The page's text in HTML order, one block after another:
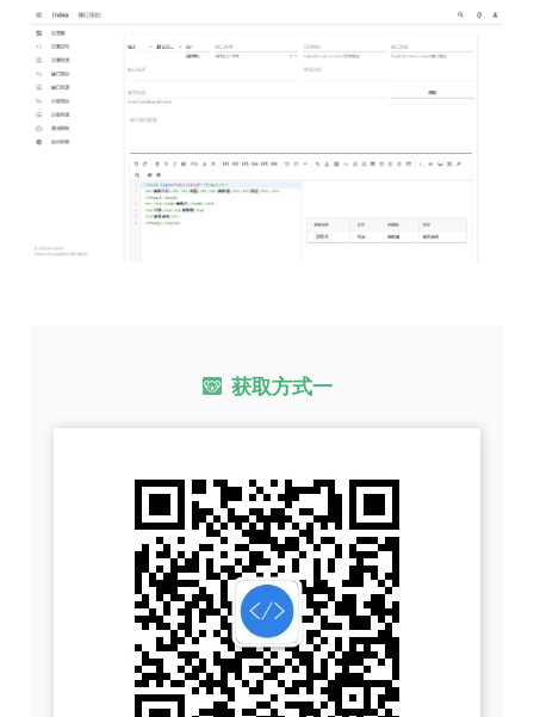
获取方式一